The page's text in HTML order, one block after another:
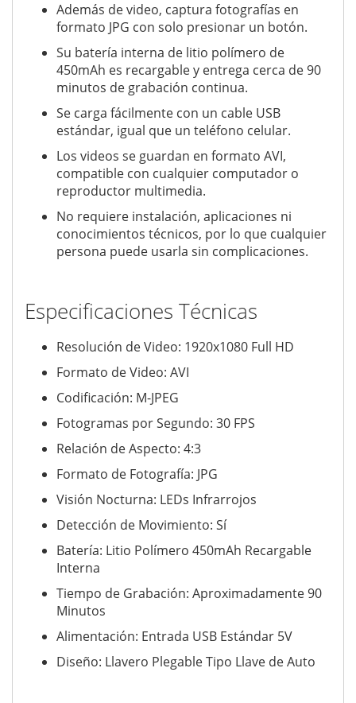
Además de video, captura fotografías en
formato JPG con solo presionar un botón.
Su batería interna de litio polímero de
450mAh es recargable y entrega cerca de 90
minutos de grabación continua.
Se carga fácilmente con un cable USB
estándar, igual que un teléfono celular.
Los videos se guardan en formato AVI,
compatible con cualquier computador o
reproductor multimedia.
No requiere instalación, aplicaciones ni
conocimientos técnicos, por lo que cualquier
persona puede usarla sin complicaciones.
Especificaciones Técnicas
Resolución de Video: 1920x1080 Full HD
Formato de Video: AVI
Codificación: M-JPEG
Fotogramas por Segundo: 30 FPS
Relación de Aspecto: 4:3
Formato de Fotografía: JPG
Visión Nocturna: LEDs Infrarrojos
Detección de Movimiento: Sí
Batería: Litio Polímero 450mAh Recargable
Interna
Tiempo de Grabación: Aproximadamente 90
Minutos
Alimentación: Entrada USB Estándar 5V
Diseño: Llavero Plegable Tipo Llave de Auto